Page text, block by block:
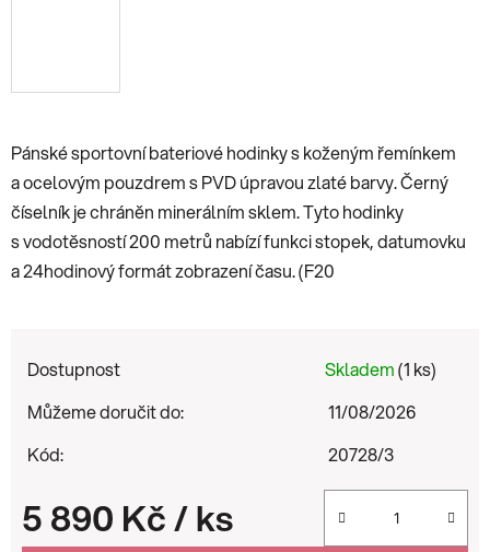
Pánské sportovní bateriové hodinky s koženým řemínkem
a ocelovým pouzdrem s PVD úpravou zlaté barvy. Černý
číselník je chráněn minerálním sklem. Tyto hodinky
s vodotěsností 200 metrů nabízí funkci stopek, datumovku
a 24hodinový formát zobrazení času. (F20
Dostupnost Skladem(1 ks)
Můžeme doručit do:
11/08/2026
Kód:
20728/3
5 890 Kč/ ks